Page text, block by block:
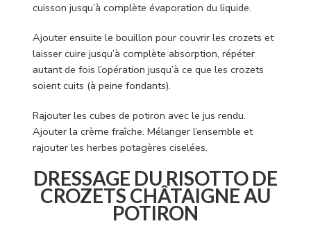
cuisson jusqu’à complète évaporation du liquide.
Ajouter ensuite le bouillon pour couvrir les crozets et
laisser cuire jusqu’à complète absorption, répéter
autant de fois l’opération jusqu’à ce que les crozets
soient cuits (à peine fondants).
Rajouter les cubes de potiron avec le jus rendu.
Ajouter la crème fraîche. Mélanger l’ensemble et
rajouter les herbes potagères ciselées.
DRESSAGE DU RISOTTO DE
CROZETS CHÂTAIGNE AU
POTIRON